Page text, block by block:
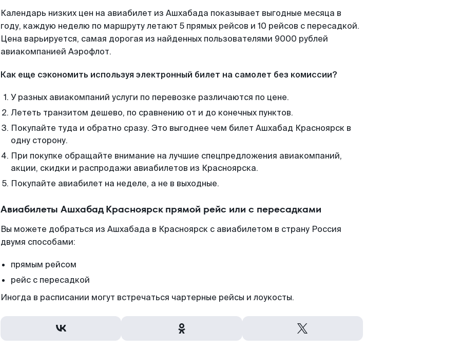
Календарь низких цен на авиабилет из Ашхабада показывает выгодные месяца в
году, каждую неделю по маршруту летают 5 прямых рейсов и 10 рейсов с пересадкой.
Цена варьируется, самая дорогая из найденных пользователями 9000 рублей
авиакомпанией Аэрофлот.
Как еще сэкономить используя электронный билет на самолет без комиссии?
У разных авиакомпаний услуги по перевозке различаются по цене.
Лететь транзитом дешево, по сравнению от и до конечных пунктов.
Покупайте туда и обратно сразу. Это выгоднее чем билет Ашхабад Красноярск в
одну сторону.
При покупке обращайте внимание на лучшие спецпредложения авиакомпаний,
акции, скидки и распродажи авиабилетов из Красноярска.
Покупайте авиабилет на неделе, а не в выходные.
Авиабилеты Ашхабад Красноярск прямой рейс или с пересадками
Вы можете добраться из Ашхабада в Красноярск с авиабилетом в страну Россия
двумя способами:
прямым рейсом
рейс с пересадкой
Иногда в расписании могут встречаться чартерные рейсы и лоукосты.